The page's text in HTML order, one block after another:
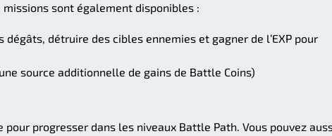
sont également disponibles :
dégâts, détruire des cibles ennemies et gagner de l’EXP pour
source additionnelle de gains de Battle Coins)
progresser dans les niveaux Battle Path. Vous pouvez